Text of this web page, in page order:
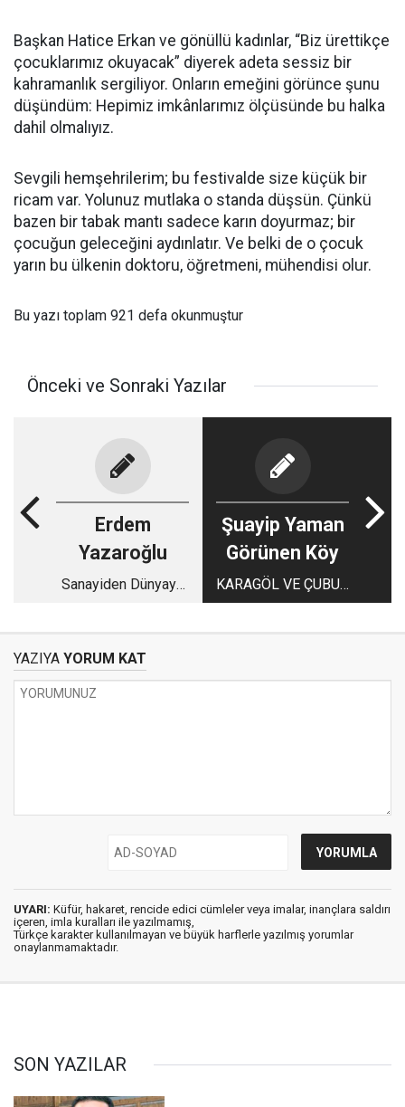
Başkan Hatice Erkan ve gönüllü kadınlar, “Biz ürettikçe
çocuklarımız okuyacak” diyerek adeta sessiz bir
kahramanlık sergiliyor. Onların emeğini görünce şunu
düşündüm: Hepimiz imkânlarımız ölçüsünde bu halka
dahil olmalıyız.
Sevgili hemşehrilerim; bu festivalde size küçük bir
ricam var. Yolunuz mutlaka o standa düşsün. Çünkü
bazen bir tabak mantı sadece karın doyurmaz; bir
çocuğun geleceğini aydınlatır. Ve belki de o çocuk
yarın bu ülkenin doktoru, öğretmeni, mühendisi olur.
Bu yazı toplam 921 defa okunmuştur
Önceki ve Sonraki Yazılar
Erdem
Yazaroğlu
Sanayiden Dünyaya
Şuayip Yaman
Görünen Köy
KARAGÖL VE ÇUBUK
II BARAJI’NA GİRİŞ-
YAZIYA YORUM KAT
UYARI: Küfür, hakaret, rencide edici cümleler veya imalar, inançlara saldırı
içeren, imla kuralları ile yazılmamış,
Türkçe karakter kullanılmayan ve büyük harflerle yazılmış yorumlar
onaylanmamaktadır.
SON YAZILAR